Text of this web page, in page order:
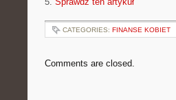
CATEGORIES: FINANSE KOBIET
Comments are closed.